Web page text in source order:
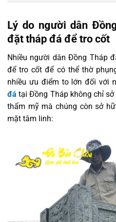
Lý do người dân
đặt tháp đá để tro cốt
Nhiều người dân Đồng Tháp
để tro cốt để có thể thờ
nhiều ưu điểm to lớn đối với
đá tại Đồng Tháp không chỉ
thẩm mỹ mà chúng còn sở
mặt tâm linh: